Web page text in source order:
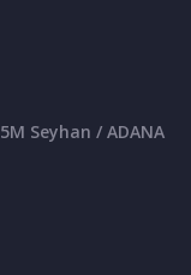
Seyhan / ADANA